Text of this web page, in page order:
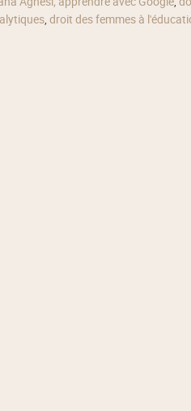
, droit des femmes à